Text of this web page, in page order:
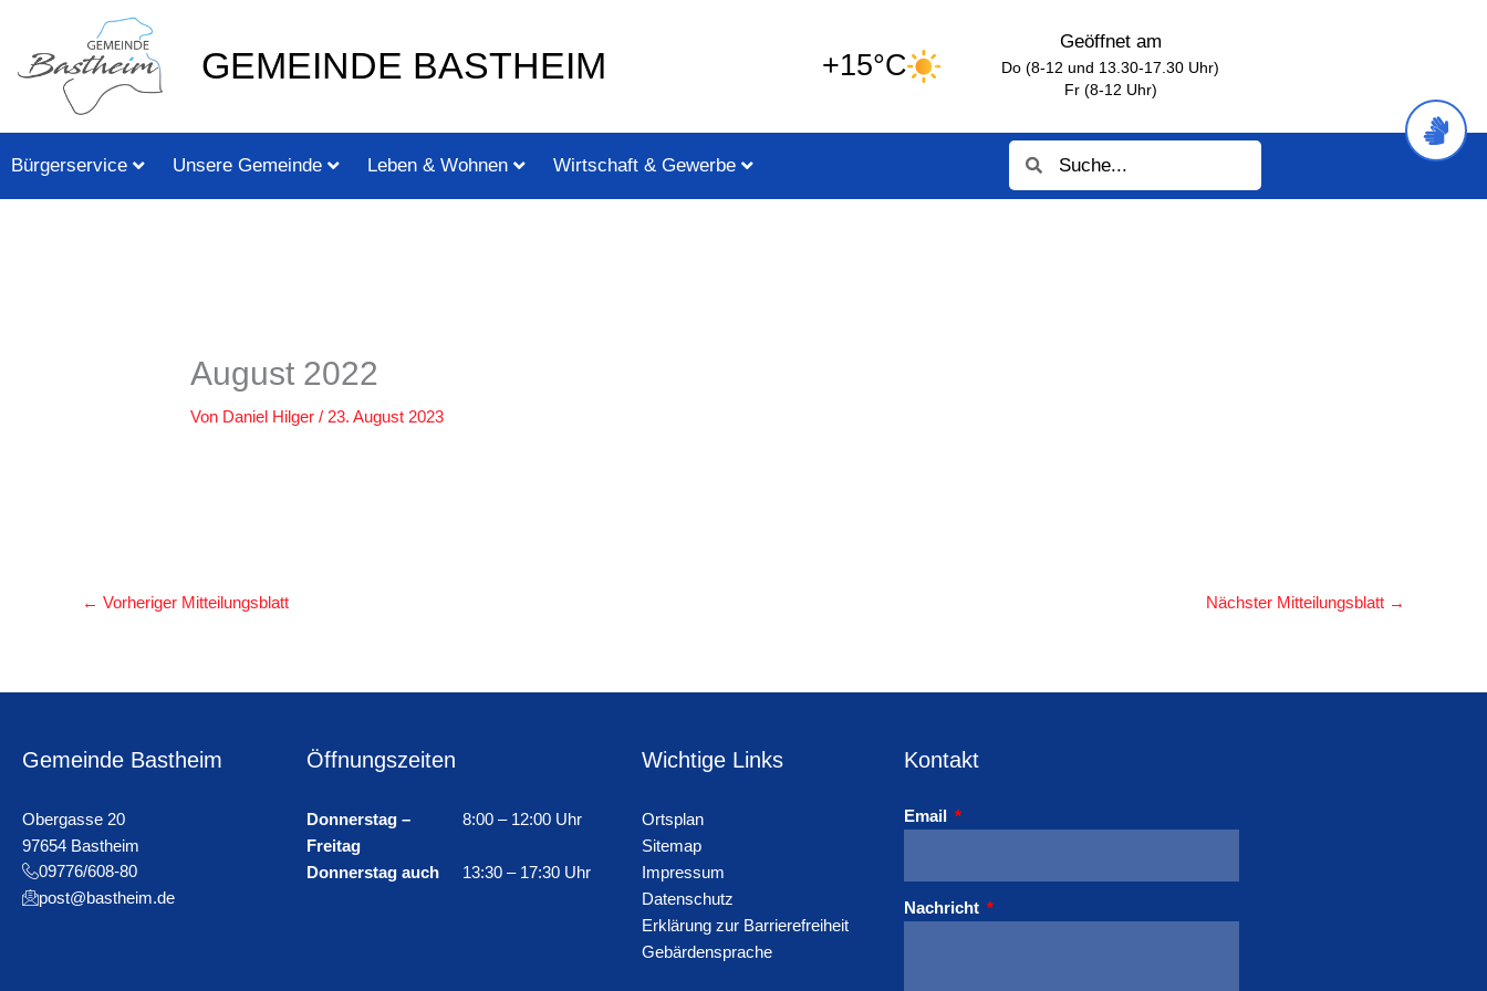
springen
GEMEINDE BASTHEIM +15°C
Geöffnet am
Do (8-12 und 13.30-17.30 Uhr)
Fr (8-12 Uhr)
Bürgerservice Unsere Gemeinde Leben & Wohnen Wirtschaft & Gewerbe
August 2022
Von Daniel Hilger/ 23. August 2023
← Vorheriger Mitteilungsblatt Nächster Mitteilungsblatt →
Gemeinde Bastheim
Obergasse 20
97654 Bastheim
09776/608-80
post@bastheim.de
Öffnungszeiten
Donnerstag –
Freitag
8:00 – 12:00 Uhr
Donnerstag auch 13:30 – 17:30 Uhr
Wichtige Links
Ortsplan
Sitemap
Impressum
Datenschutz
Erklärung zur Barrierefreiheit
Gebärdensprache
Kontakt
Email
Nachricht